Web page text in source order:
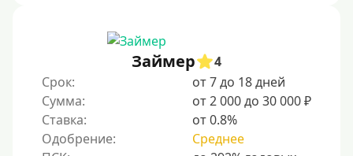
Займер
4
Срок:
от 7 до 18 дней
Сумма:
от 2 000 до 30 000 ₽
Ставка:
от 0.8%
Одобрение:
Среднее